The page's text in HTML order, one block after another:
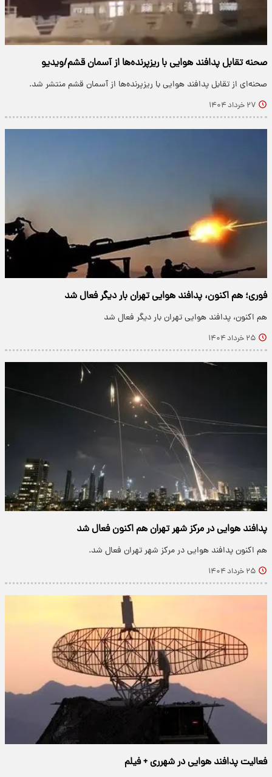
صحنه‌ تقابل پدافند هوایی با ریزپرنده‌ها از آسمان قشم/ویدیو
صحنه‌ای از تقابل پدافند هوایی با ریزپرنده‌ها از آسمان قشم منتشر شد.
۲۷ خرداد ۱۴۰۴
فوری؛ هم اکنون، پدافند هوایی تهران بار دیگر فعال شد
هم اکنون، پدافند هوایی تهران بار دیگر فعال شد
۲۵ خرداد ۱۴۰۴
پدافند هوایی در مرکز شهر تهران هم اکنون فعال شد
هم اکنون پدافند هوایی در مرکز شهر تهران فعال شد.
۲۵ خرداد ۱۴۰۴
فعالیت پدافند هوایی در شهرری + فیلم